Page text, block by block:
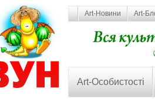
Art-Новини Art-
Art-Особистості